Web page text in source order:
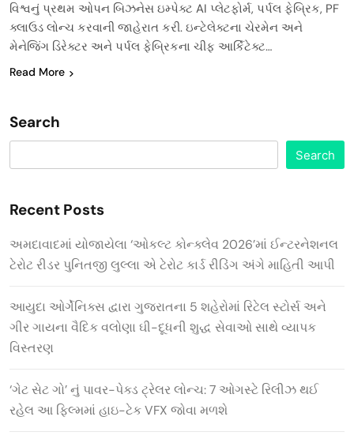
વિશ્વનું પ્રથમ ઓપન બિઝનેસ ઇમ્પેક્ટ AI પ્લેટફોર્મ, પર્પલ ફેબ્રિક, PF
ક્લાઉડ લોન્ચ કરવાની જાહેરાત કરી. ઇન્ટેલેક્ટના ચેરમેન અને
મેનેજિંગ ડિરેક્ટર અને પર્પલ ફેબ્રિકના ચીફ આર્કિટેક્ટ…
Read More
Search
Search
Recent Posts
અમદાવાદમાં યોજાયેલા ‘ઓકલ્ટ કોન્ક્લેવ 2026’માં ઈન્ટરનેશનલ
ટેરોટ રીડર પુનિતજી લુલ્લા એ ટેરોટ કાર્ડ રીડિંગ અંગે માહિતી આપી
આયુદા ઓર્ગેનિક્સ દ્વારા ગુજરાતના 5 શહેરોમાં રિટેલ સ્ટોર્સ અને
ગીર ગાયના વૈદિક વલોણા ઘી-દૂધની શુદ્ધ સેવાઓ સાથે વ્યાપક
વિસ્તરણ
‘ગેટ સેટ ગો’ નું પાવર-પેક્ડ ટ્રેલર લોન્ચ: 7 ઓગસ્ટે રિલીઝ થઈ
રહેલ આ ફિલ્મમાં હાઇ-ટેક VFX જોવા મળશે